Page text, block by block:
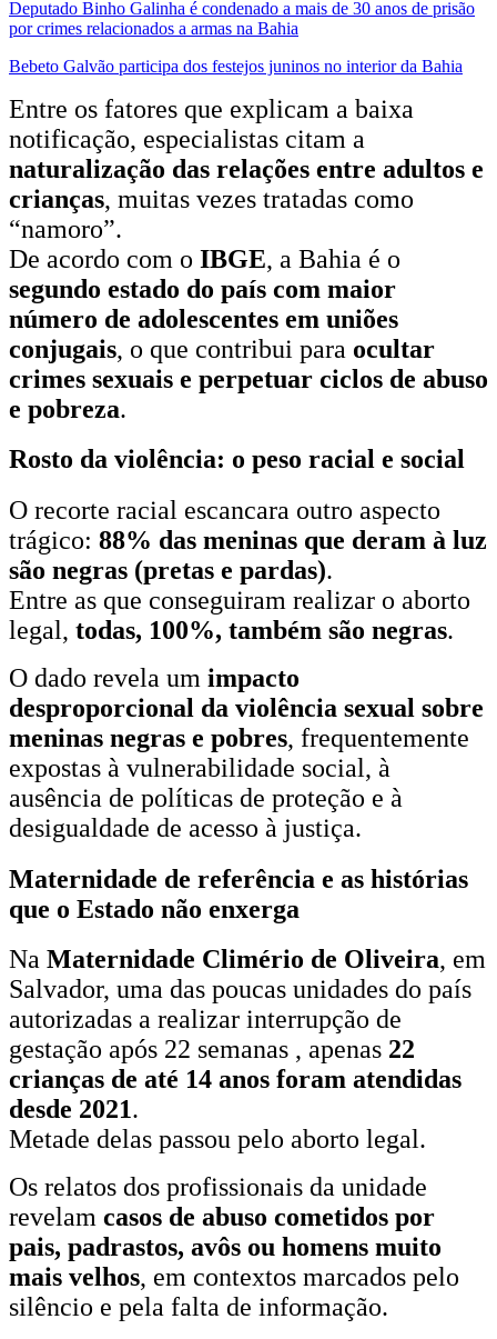
Deputado Binho Galinha é condenado a mais de 30 anos de prisão
por crimes relacionados a armas na Bahia
Bebeto Galvão participa dos festejos juninos no interior da Bahia
Entre os fatores que explicam a baixa
notificação, especialistas citam a
naturalização das relações entre adultos e
crianças, muitas vezes tratadas como
“namoro”.
De acordo com o IBGE, a Bahia é o
segundo estado do país com maior
número de adolescentes em uniões
conjugais, o que contribui para ocultar
crimes sexuais e perpetuar ciclos de abuso
e pobreza.
Rosto da violência: o peso racial e social
O recorte racial escancara outro aspecto
trágico: 88% das meninas que deram à luz
são negras (pretas e pardas).
Entre as que conseguiram realizar o aborto
legal, todas, 100%, também são negras.
O dado revela um impacto
desproporcional da violência sexual sobre
meninas negras e pobres, frequentemente
expostas à vulnerabilidade social, à
ausência de políticas de proteção e à
desigualdade de acesso à justiça.
Maternidade de referência e as histórias
que o Estado não enxerga
Na Maternidade Climério de Oliveira, em
Salvador, uma das poucas unidades do país
autorizadas a realizar interrupção de
gestação após 22 semanas , apenas 22
crianças de até 14 anos foram atendidas
desde 2021.
Metade delas passou pelo aborto legal.
Os relatos dos profissionais da unidade
revelam casos de abuso cometidos por
pais, padrastos, avôs ou homens muito
mais velhos, em contextos marcados pelo
silêncio e pela falta de informação.